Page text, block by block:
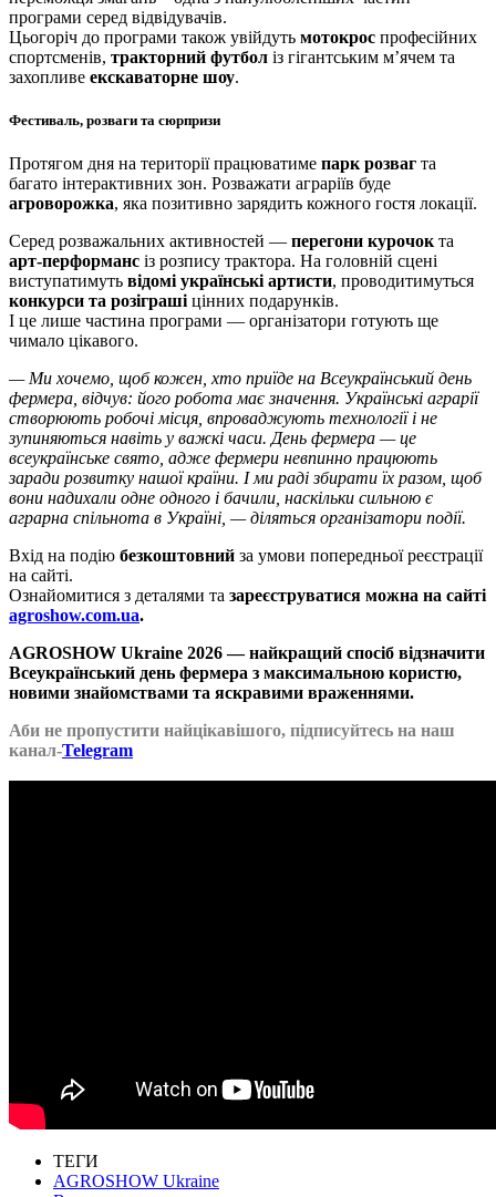
програми серед відвідувачів.
Цьогоріч до програми також увійдуть мотокрос професійних
спортсменів, тракторний футбол із гігантським м’ячем та
захопливе екскаваторне шоу.
Фестиваль, розваги та сюрпризи
Протягом дня на території працюватиме парк розваг та
багато інтерактивних зон. Розважати аграріїв буде
агроворожка, яка позитивно зарядить кожного гостя локації.
Серед розважальних активностей — перегони курочок та
арт-перформанс із розпису трактора. На головній сцені
виступатимуть відомі українські артисти, проводитимуться
конкурси та розіграші цінних подарунків.
І це лише частина програми — організатори готують ще
чимало цікавого.
— Ми хочемо, щоб кожен, хто приїде на Всеукраїнський день
фермера, відчув: його робота має значення. Українські аграрії
створюють робочі місця, впроваджують технології і не
зупиняються навіть у важкі часи. День фермера — це
всеукраїнське свято, адже фермери невпинно працюють
заради розвитку нашої країни. І ми раді збирати їх разом, щоб
вони надихали одне одного і бачили, наскільки сильною є
аграрна спільнота в Україні , — діляться організатори події.
Вхід на подію безкоштовний за умови попередньої реєстрації
на сайті.
Ознайомитися з деталями та зареєструватися можна на сайті
agroshow.com.ua.
AGROSHOW Ukraine 2026 — найкращий спосіб відзначити
Всеукраїнський день фермера з максимальною користю,
новими знайомствами та яскравими враженнями.
Аби не пропустити найцікавішого, підписуйтесь на наш
канал-Telegram
ТЕГИ
AGROSHOW Ukraine